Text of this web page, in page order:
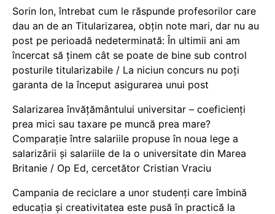
Sorin Ion, întrebat cum le răspunde profesorilor care
dau an de an Titularizarea, obțin note mari, dar nu au
post pe perioadă nedeterminată: În ultimii ani am
încercat să ținem cât se poate de bine sub control
posturile titularizabile / La niciun concurs nu poți
garanta de la început asigurarea unui post
Salarizarea învățământului universitar – coeficienți
prea mici sau taxare pe muncă prea mare?
Comparație între salariile propuse în noua lege a
salarizării și salariile de la o universitate din Marea
Britanie / Op Ed, cercetător Cristian Vraciu
Campania de reciclare a unor studenți care îmbină
educația și creativitatea este pusă în practică la